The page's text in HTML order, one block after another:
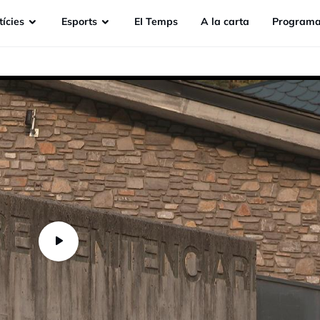
Esports EI Temps A la carta